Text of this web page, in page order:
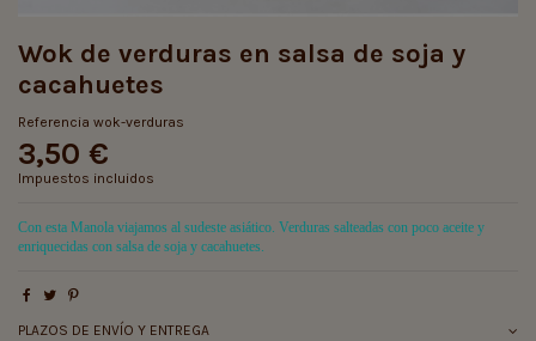
Wok de verduras en salsa de soja y
cacahuetes
Referencia wok-verduras
3,50 €
Impuestos incluidos
Con esta Manola viajamos al sudeste asiático. Verduras salteadas con poco aceite y
enriquecidas con salsa de soja y cacahuetes.
PLAZOS DE ENVÍO Y ENTREGA